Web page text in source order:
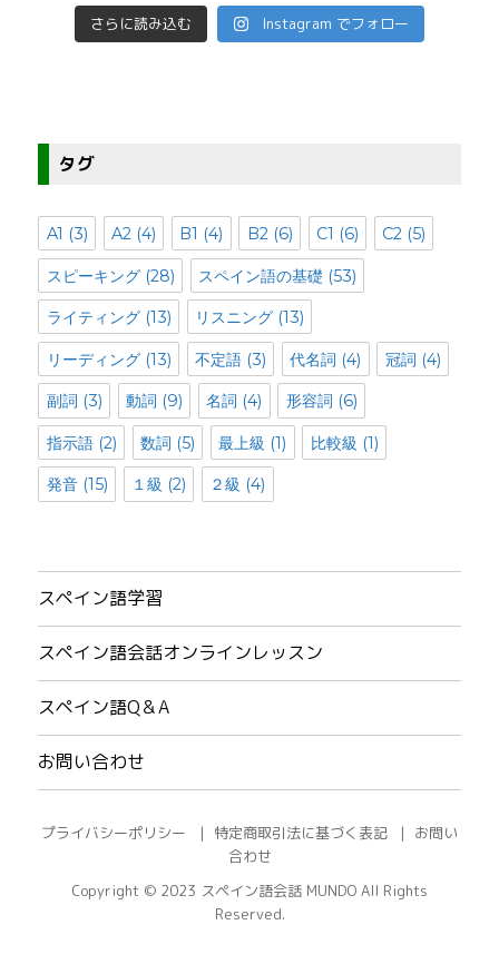
さらに読み込む Instagram でフォロー
タグ
A1 (3) A2 (4) B1 (4) B2(6) C1 (6) C2 (5)
スピーキング(28) スペイン語の基礎 (53)
ライティング(13) リスニング (13)
リーディング(13) 不定語 (3) 代名詞 (4) 冠詞 (4)
副詞 (3) 動詞 (9) 名詞 (4) 形容詞 (6)
指示語(2) 数詞 (5) 最上級 (1) 比較級 (1)
発音(15) １級 (2) ２級 (4)
スペイン語学習
スペイン語会話オンラインレッスン
スペイン語Q＆A
お問い合わせ
プライバシーポリシー 特定商取引法に基づく表記
お問い
合わせ
Copyright © 2023 スペイン語会話 MUNDO All Rights
Reserved.